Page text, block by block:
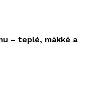
– teplé, mäkké a